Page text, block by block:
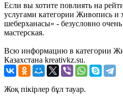
Если вы хотите повлиять на
услугами категории Живопись и
шеберханасы» - безусловно
мастерская.
Всю информацию в категории
Казахстана kreativkz.su.
Жоқ пікірлер бұл тауар.